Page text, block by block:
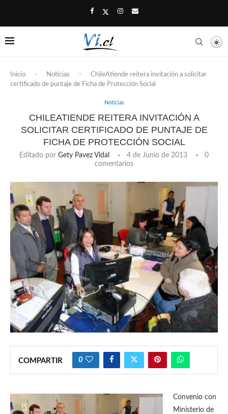
Inicio - Noticias -
ChileAtiende reitera invitación a solicitar
certificado de puntaje de Ficha de Protección Social
Noticias
CHILEATIENDE REITERA INVITACIÓN A
SOLICITAR CERTIFICADO DE PUNTAJE DE
FICHA DE PROTECCIÓN SOCIAL
Editado por Gety Pavez Vidal 4 de Junio de 2013
0
comentarios
COMPARTIR 0
Convenio con
Ministerio de